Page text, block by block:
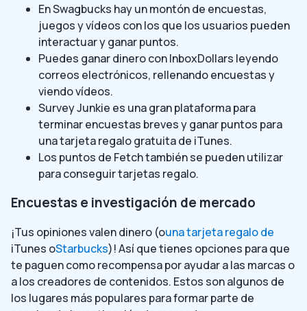
En Swagbucks hay un montón de encuestas,
juegos y vídeos con los que los usuarios pueden
interactuar y ganar puntos.
Puedes ganar dinero con InboxDollars leyendo
correos electrónicos, rellenando encuestas y
viendo vídeos.
Survey Junkie es una gran plataforma para
terminar encuestas breves y ganar puntos para
una tarjeta regalo gratuita de iTunes.
Los puntos de Fetch también se pueden utilizar
para conseguir tarjetas regalo.
Encuestas e investigación de mercado
¡Tus opiniones valen dinero (ouna tarjeta regalo de
iTunes oStarbucks)! Así que tienes opciones para que
te paguen como recompensa por ayudar a las marcas o
a los creadores de contenidos. Estos son algunos de
los lugares más populares para formar parte de